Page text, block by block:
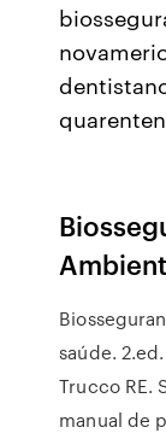
saúde.
Trucco RE.
manual de